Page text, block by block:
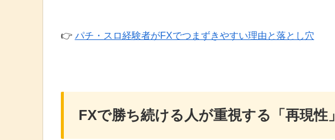
👉 パチ・スロ経験者がFXでつまずきやすい理由と落とし穴
FXで勝ち続ける人が重視する「再現性」